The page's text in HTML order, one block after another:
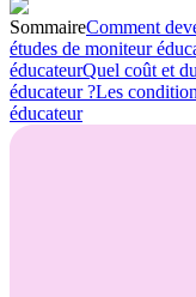
SommaireComment
études de moniteur
éducateurQuel coût et
éducateur ?Les
éducateur